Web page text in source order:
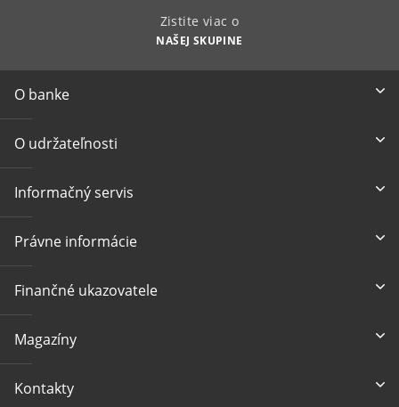
Zistite viac o
NAŠEJ SKUPINE
O banke
O udržateľnosti
Informačný servis
Právne informácie
Finančné ukazovatele
Magazíny
Kontakty